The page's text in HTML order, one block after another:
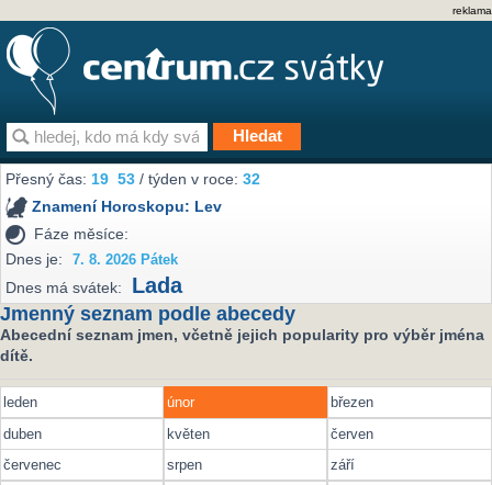
reklama
Přesný čas:19 53 / týden v roce:32
Znamení Horoskopu: Lev
Fáze měsíce:
Dnes je:
7. 8. 2026 Pátek
Dnes má svátek: Lada
Jmenný seznam podle abecedy
Abecední seznam jmen, včetně jejich popularity pro výběr jména
dítě.
leden únor
březen
duben
květen
červen
červenec
srpen
září